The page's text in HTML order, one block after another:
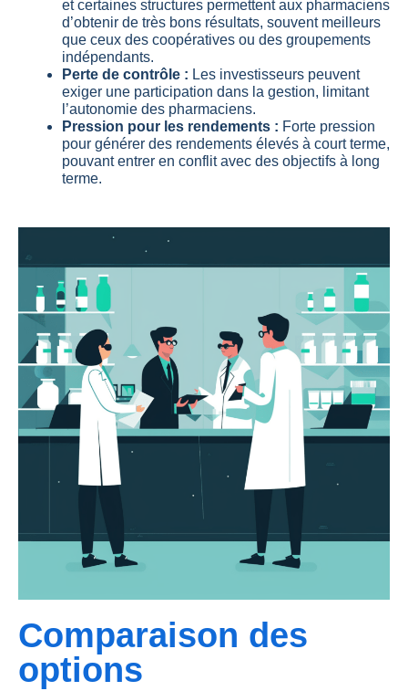
et certaines structures permettent aux pharmaciens
d’obtenir de très bons résultats, souvent meilleurs
que ceux des coopératives ou des groupements
indépendants.
Perte de contrôle : Les investisseurs peuvent
exiger une participation dans la gestion, limitant
l’autonomie des pharmaciens.
Pression pour les rendements : Forte pression
pour générer des rendements élevés à court terme,
pouvant entrer en conflit avec des objectifs à long
terme.
Comparaison des
options